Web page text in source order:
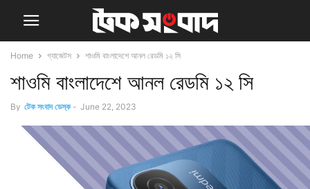
Home গ্যাজেটস শাওমি বাংলাদেশে আনল রেডমি ১২ সি
শাওমি বাংলাদেশে আনল রেডমি ১২ সি
By টেক সংবাদ ডেস্ক - June 22, 2023